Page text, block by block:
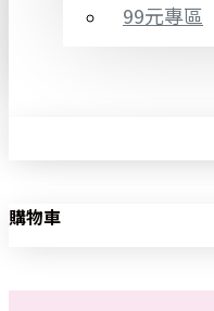
99元專區
購物車